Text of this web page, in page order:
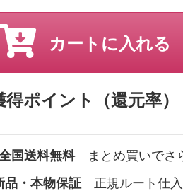
カートに入れる
得ポイント（還元率）
国送料無料まとめ買いでさ
・本物保証 正規ルート仕